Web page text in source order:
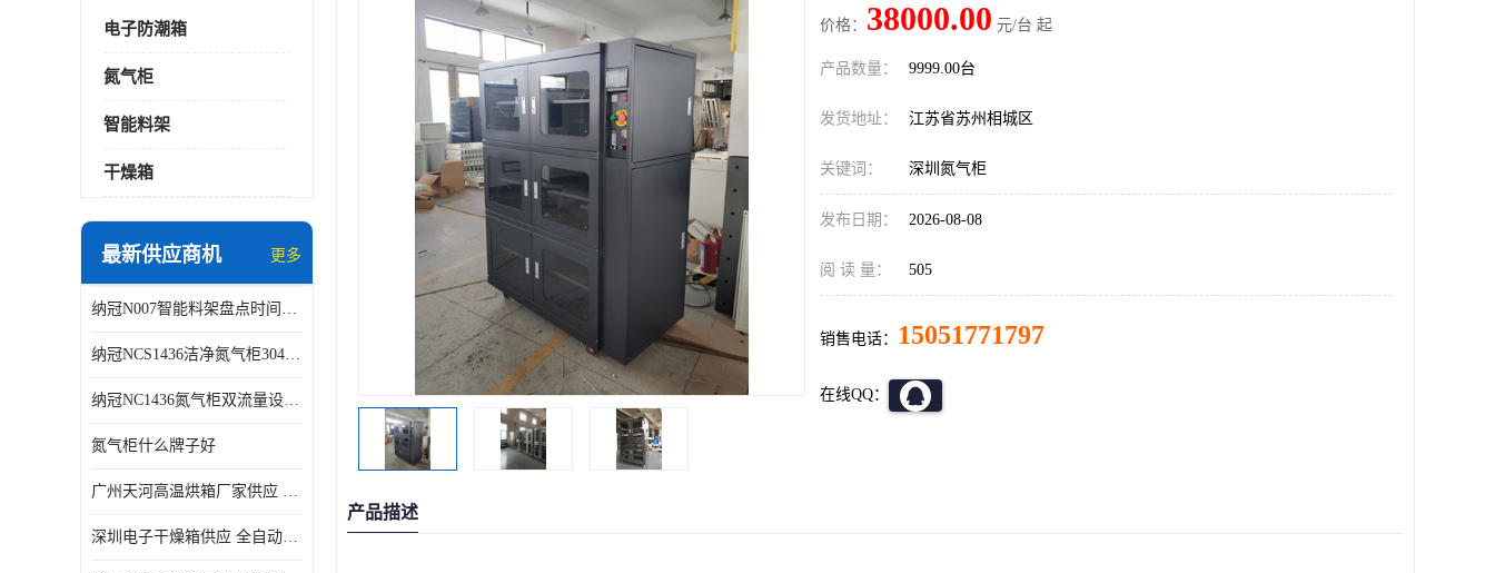
电子防潮箱
氮气柜
智能料架
干燥箱
最新供应商机 更多
纳冠N007智能料架盘点时间可从2天减少到约2个小时
纳冠NCS1436洁净氮气柜304不锈钢洁净车间用
纳冠NC1436氮气柜双流量设计节约氮气
氮气柜什么牌子好
广州天河高温烘箱厂家供应 智能高温烘箱非标定制价格
深圳电子干燥箱供应 全自动恒温干燥箱厂家批发
价格： 38000.00 元/台 起
产品数量： 9999.00台
发货地址： 江苏省苏州相城区
关键词： 深圳氮气柜
发布日期： 2026-08-08
阅 读 量： 505
销售电话： 15051771797
在线QQ：
产品描述